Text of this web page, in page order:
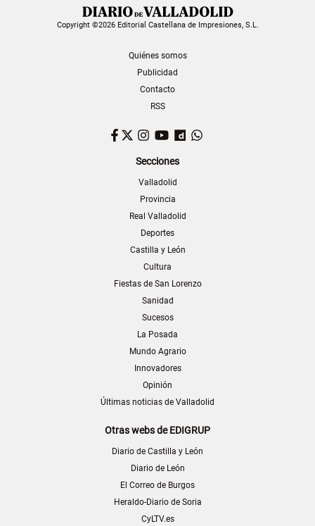
Copyright ©2026 Editorial Castellana de Impresiones, S.L.
Quiénes somos
Publicidad
Contacto
RSS
Facebook
TwitterInstagram
YouTubeDailymotion
Secciones
Valladolid
Provincia
Real Valladolid
Deportes
Castilla y León
Cultura
Fiestas de San Lorenzo
Sanidad
Sucesos
La Posada
Mundo Agrario
Innovadores
Opinión
Últimas noticias de Valladolid
Otras webs de EDIGRUP
Diario de Castilla y León
Diario de León
El Correo de Burgos
Heraldo-Diario de Soria
CyLTV.es